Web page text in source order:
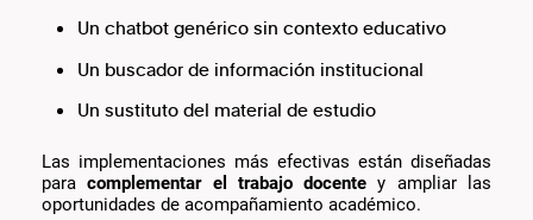
Un chatbot genérico sin contexto educativo
Un buscador de información institucional
Un sustituto del material de estudio
Las implementaciones más efectivas están diseñadas
paracomplementar el trabajo docente y ampliar las
oportunidades de acompañamiento académico.